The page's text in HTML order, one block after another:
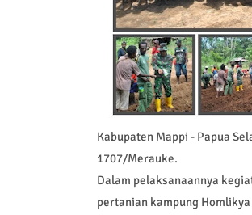
Kabupaten Mappi - Papua
1707/Merauke.
Dalam pelaksanaannya
pertanian kampung